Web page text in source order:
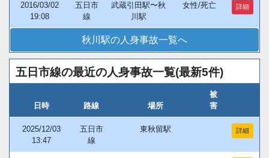
2016/03/02
19:08
五日市
線
武蔵引田駅〜秋
川駅
女性/死亡 詳細
秋川駅の人身事故一覧へ
五日市線の最近の人身事故一覧(最新5件)
日時 路線 場所
被
害
2025/12/03
13:47
五日市
線
東秋留駅 詳細